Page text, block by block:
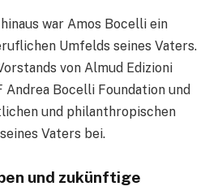
war Amos Bocelli ein
Umfelds seines Vaters.
von Almud Edizioni
Andrea Bocelli Foundation und
und philanthropischen
Vaters bei.
und zukünftige